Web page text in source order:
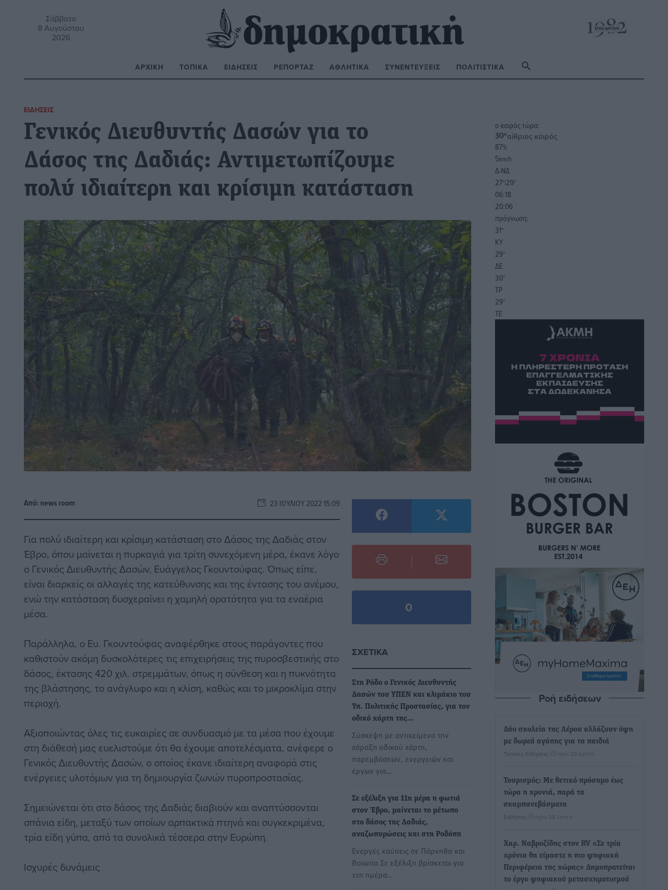
Σάββατο
8 Αυγούστου
2026
ΑΡΧΙΚΉ ΤΟΠΙΚΆ ΕΙΔΉΣΕΙΣ ΡΕΠΟΡΤΆΖ ΑΘΛΗΤΙΚΆ ΣΥΝΕΝΤΕΎΞΕΙΣ ΠΟΛΙΤΙΣΤΙΚΆ
ΕΙΔΉΣΕΙΣ
Γενικός Διευθυντής Δασών για το
Δάσος της Δαδιάς: Αντιμετωπίζουμε
πολύ ιδιαίτερη και κρίσιμη κατάσταση
Από: news room 23 ΙΟΥΛΊΟΥ 2022 15:09
Για πολύ ιδιαίτερη και κρίσιμη κατάσταση στο Δάσος της Δαδιάς στον
Έβρο, όπου μαίνεται η πυρκαγιά για τρίτη συνεχόμενη μέρα, έκανε λόγο
ο Γενικός Διευθυντής Δασών, Ευάγγελος Γκουντούφας. Όπως είπε,
είναι διαρκείς οι αλλαγές της κατεύθυνσης και της έντασης του ανέμου,
ενώ την κατάσταση δυσχεραίνει η χαμηλή ορατότητα για τα εναέρια
μέσα.
Παράλληλα, ο Ευ. Γκουντούφας αναφέρθηκε στους παράγοντες που
καθιστούν ακόμη δυσκολότερες τις επιχειρήσεις της πυροσβεστικής στο
δάσος, έκτασης 420 χιλ. στρεμμάτων, όπως η σύνθεση και η πυκνότητα
της βλάστησης, το ανάγλυφο και η κλίση, καθώς και το μικροκλίμα στην
περιοχή.
Αξιοποιώντας όλες τις ευκαιρίες σε συνδυασμό με τα μέσα που έχουμε
στη διάθεσή μας ευελιστούμε ότι θα έχουμε αποτελέσματα, ανέφερε ο
Γενικός Διευθυντής Δασών, ο οποίος έκανε ιδιαίτερη αναφορά στις
ενέργειες υλοτόμων για τη δημιουργία ζωνών πυροπροστασίας.
Σημειώνεται ότι στο δάσος της Δαδιάς διαβιούν και αναπτύσσονται
σπάνια είδη, μεταξύ των οποίων αρπακτικά πτηνά και συγκεκριμένα,
τρία είδη γύπα, από τα συνολικά τέσσερα στην Ευρώπη.
Ισχυρές δυνάμεις
0
ΣΧΕΤΙΚΆ
Στη Ρόδο ο Γενικός Διευθυντής
Δασών του ΥΠΕΝ και κλιμάκιο του
Υπ. Πολιτικής Προστασίας, για τον
οδικό χάρτη της…
Σύσκεψη με αντικείμενο την
χάραξη οδικού χάρτη,
παρεμβάσεων, ενεργειών και
έργων για…
Σε εξέλιξη για 11η μέρα η φωτιά
στον Έβρο, μαίνεται το μέτωπο
στο δάσος της Δαδιάς,
αναζωπυρώσεις και στη Ροδόπη
Ενεργές καύσεις σε Πάρνηθα και
Βοιωτία Σε εξέλιξη βρίσκεται για
11η ημέρα…
o καιρός τώρα:
30°αίθριος καιρός
87%
5km/h
Δ-ΝΔ
27°/29°
06:18
20:06
πρόγνωση:
31°
ΚΥ
29°
ΔΕ
30°
ΤΡ
29°
ΤΕ
Ροή ειδήσεων
Δύο σχολεία της Λέρου αλλάζουν όψη
με δωρεά αγάπης για τα παιδιά
Τοπικές Ειδήσεις πριν 29 λεπτά
Τουρισμός: Με θετικό πρόσημο έως
τώρα η χρονιά, παρά τα
σκαμπανεβάσματα
Ειδήσεις πριν 38 λεπτά
Χαρ. Ναβροζίδης στον RV «Σε τρία
χρόνια θα είμαστε η πιο ψηφιακή
Περιφέρεια της χώρας» Δημοπρατείται
το έργο ψηφιακού μετασχηματισμού